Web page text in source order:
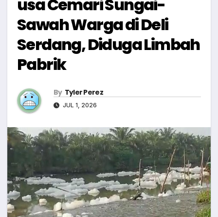
usa Cemari Sungai-
Sawah Warga di Deli
Serdang, Diduga Limbah
Pabrik
By Tyler Perez
JUL 1, 2026